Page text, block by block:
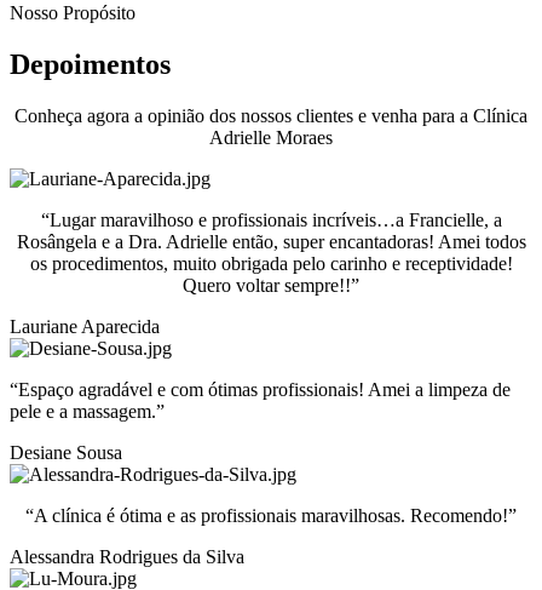
Nosso Propósito
Depoimentos
Conheça agora a opinião dos nossos clientes e venha para a Clínica
Adrielle Moraes
“Lugar maravilhoso e profissionais incríveis…a Francielle, a
Rosângela e a Dra. Adrielle então, super encantadoras! Amei todos
os procedimentos, muito obrigada pelo carinho e receptividade!
Quero voltar sempre!!”
Lauriane Aparecida
“Espaço agradável e com ótimas profissionais! Amei a limpeza de
pele e a massagem.”
Desiane Sousa
“A clínica é ótima e as profissionais maravilhosas. Recomendo!”
Alessandra Rodrigues da Silva